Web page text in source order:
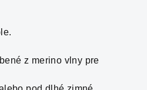
z merino vlny pre